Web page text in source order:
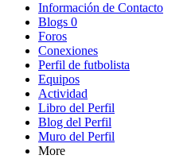
Información de Contacto
Blogs 0
Foros
Conexiones
Perfil de futbolista
Equipos
Actividad
Libro del Perfil
Blog del Perfil
Muro del Perfil
More